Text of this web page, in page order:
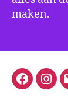
maken.